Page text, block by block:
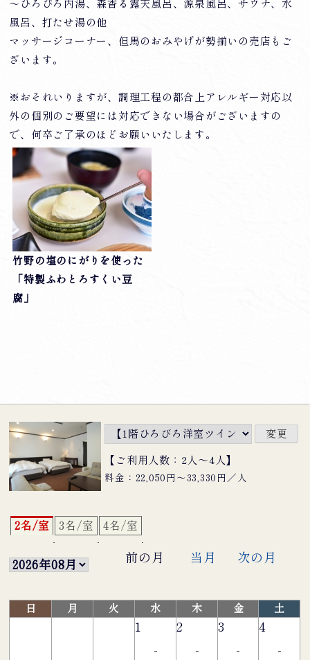
～ひろびろ内湯、森香る露天風呂、源泉風呂、サウナ、水
風呂、打たせ湯の他
マッサージコーナー、但馬のおみやげが勢揃いの売店もご
ざいます。
※おそれいりますが、調理工程の都合上アレルギー対応以
外の個別のご要望には対応できない場合がございますの
で、何卒ご了承のほどお願いいたします。
竹野の塩のにがりを使った
「特製ふわとろすくい豆
腐」
【ご利用人数：2人〜4人】
料金：22,050円〜33,330円／人
2名/室 3名/室 4名/室
前の月 当月 次の月
日 月 火 水 木 金 土
1
-
2
-
3
-
4
-